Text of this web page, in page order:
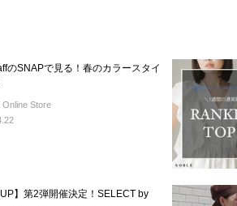
のSNAPで見る！春のカラースタイ
Online Store
】第2弾開催決定！SELECT by